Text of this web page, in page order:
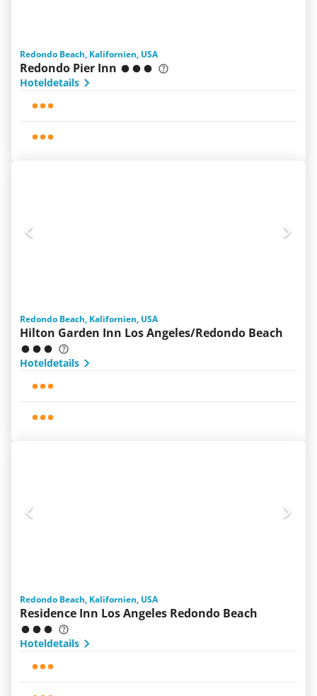
Redondo Beach, Kalifornien, USA
Redondo Pier Inn
Hoteldetails
Redondo Beach, Kalifornien, USA
Hilton Garden Inn Los Angeles/Redondo Beach
Hoteldetails
Redondo Beach, Kalifornien, USA
Residence Inn Los Angeles Redondo Beach
Hoteldetails